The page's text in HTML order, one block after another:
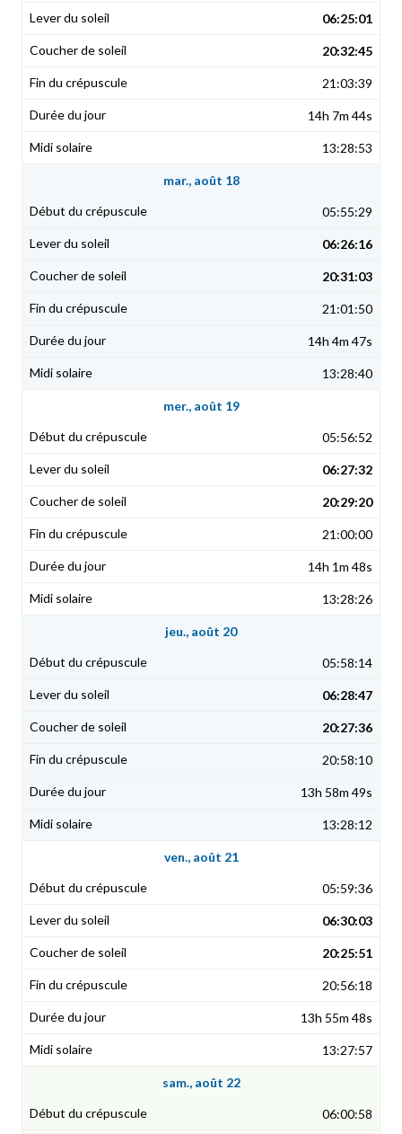
06:25:01
20:32:45
21:03:39
14h 7m 44s
13:28:53
mar., août 18
05:55:29
06:26:16
20:31:03
21:01:50
14h 4m 47s
13:28:40
mer., août 19
05:56:52
06:27:32
20:29:20
21:00:00
14h 1m 48s
13:28:26
jeu., août 20
05:58:14
06:28:47
20:27:36
20:58:10
13h 58m 49s
13:28:12
ven., août 21
05:59:36
06:30:03
20:25:51
20:56:18
13h 55m 48s
13:27:57
sam., août 22
06:00:58